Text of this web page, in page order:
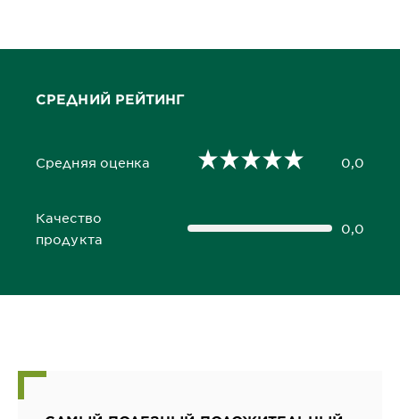
СРЕДНИЙ РЕЙТИНГ
Средняя оценка
0,0 out of 5 stars 0,0
Качество
продукта
0,0 out of 5 stars 0,0